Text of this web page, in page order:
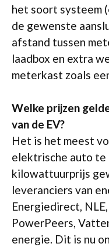
het soort systeem
de gewenste
afstand tussen
laadbox en extra
meterkast zoals
Welke prijzen
van de EV?
Het is het meest
elektrische auto te
kilowattuurprijs
leveranciers van
Energiedirect,
PowerPeers,
energie. Dit is nu